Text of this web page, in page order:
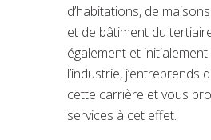
d’habitations, de
et de bâtiment du
également et initialement
l’industrie, j’entreprends
cette carrière et vous
services à cet effet.